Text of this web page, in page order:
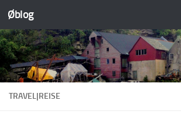
Skip to content
Øblog
TRAVEL|REISE